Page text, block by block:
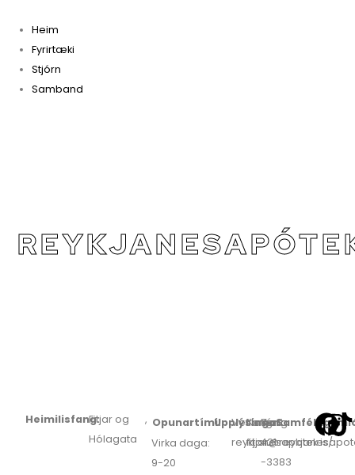
Heim
Fyrirtæki
Stjórn
Samband
Heimilisfang:Fitjar og
Hólagata
, Opunartími:
Virka daga:
9-20
Upplýsingar:
Veffang:
reykjanesapotek.is/
Netfang:
Sími:
421
-3383